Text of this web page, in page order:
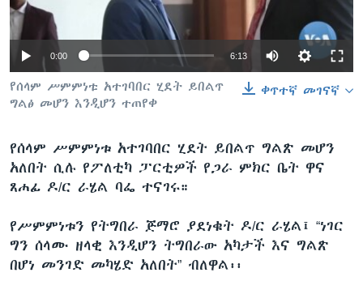
ቋንቋዎች
0:00 6:13
ቀጥተኛ መገናኛ
የሰላም ሥምምነቱ አተገባበር ሂደት ይበልጥ
ግልፅ መሆን እንዲሆን ተጠየቀ
የሰላም ሥምምነቱ አተገባበር ሂደት ይበልጥ ግልጽ መሆን
አለበት ሲሉ የፖለቲካ ፓርቲዎች የጋራ ምክር ቤት ዋና
ጸሐፊ ዶ/ር ራሄል ባፌ ተናገሩ።
የሥምምነቱን የትግበራ ጅማሮ ያደነቁት ዶ/ር ራሄል፤ “ነገር
ግን ሰላሙ ዘላቂ እንዲሆን ትግበራው አካታች እና ግልጽ
በሆነ መንገድ መካሄድ አለበት” ብለዋል፡፡